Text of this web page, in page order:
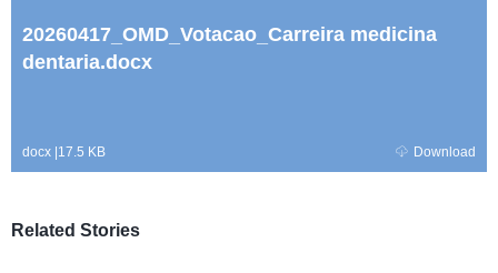
20260417_OMD_Votacao_Carreira medicina
dentaria.docx
docx |17.5 KB Download
Related Stories